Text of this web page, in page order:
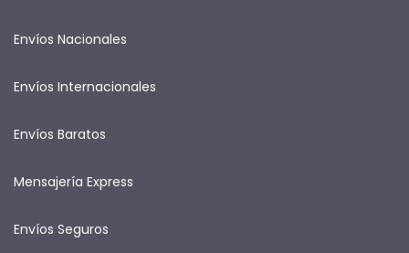
Envíos Nacionales
Envíos Internacionales
Envíos Baratos
Mensajería Express
Envíos Seguros